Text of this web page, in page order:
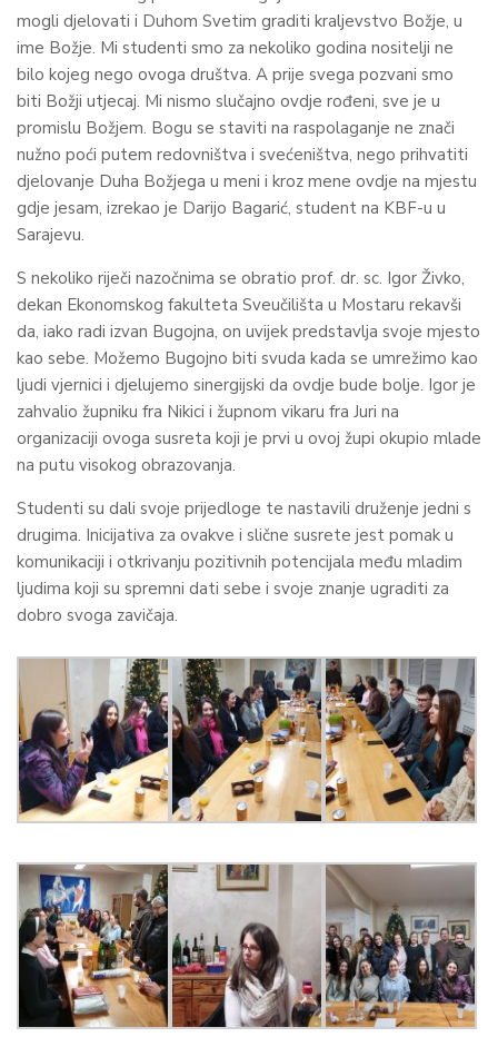
mogli djelovati i Duhom Svetim graditi kraljevstvo Božje, u
ime Božje. Mi studenti smo za nekoliko godina nositelji ne
bilo kojeg nego ovoga društva. A prije svega pozvani smo
biti Božji utjecaj. Mi nismo slučajno ovdje rođeni, sve je u
promislu Božjem. Bogu se staviti na raspolaganje ne znači
nužno poći putem redovništva i svećeništva, nego prihvatiti
djelovanje Duha Božjega u meni i kroz mene ovdje na mjestu
gdje jesam, izrekao je Darijo Bagarić, student na KBF-u u
Sarajevu.
S nekoliko riječi nazočnima se obratio prof. dr. sc. Igor Živko,
dekan Ekonomskog fakulteta Sveučilišta u Mostaru rekavši
da, iako radi izvan Bugojna, on uvijek predstavlja svoje mjesto
kao sebe. Možemo Bugojno biti svuda kada se umrežimo kao
ljudi vjernici i djelujemo sinergijski da ovdje bude bolje. Igor je
zahvalio župniku fra Nikici i župnom vikaru fra Juri na
organizaciji ovoga susreta koji je prvi u ovoj župi okupio mlade
na putu visokog obrazovanja.
Studenti su dali svoje prijedloge te nastavili druženje jedni s
drugima. Inicijativa za ovakve i slične susrete jest pomak u
komunikaciji i otkrivanju pozitivnih potencijala među mladim
ljudima koji su spremni dati sebe i svoje znanje ugraditi za
dobro svoga zavičaja.